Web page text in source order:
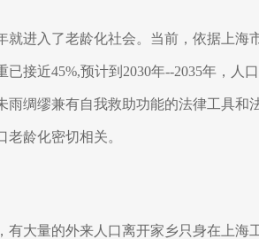
就进入了老龄化社会。当前，依据上海
已接近45%,预计到 2030年--2035年，人
绸缪兼有自我救助功能的法律工具和
龄化密切相关。
有大量的外来人口离开家乡只身在上海